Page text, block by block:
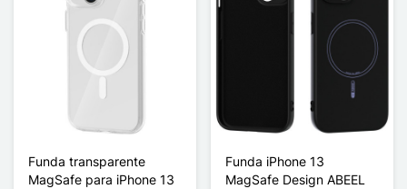
Funda transparente
MagSafe para iPhone 13
Funda iPhone 13
MagSafe Design ABEEL